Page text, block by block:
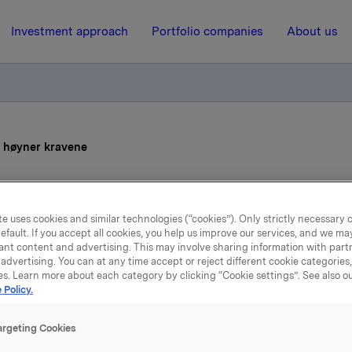
Investment approach Portfolio companies About us
høyner kravene
Orkla
kravene
arbeidet med å sikre god dyrevelferd. I god dialog
uses cookies and similar technologies (“cookies”). Only strictly necessary
If you accept all cookies, you help us improve our services, and we
content and advertising. This may involve sharing information with
You can at any time accept or reject different cookie
Learn more about each category by clicking “Cookie settings”. See also
Policy.
Cookies